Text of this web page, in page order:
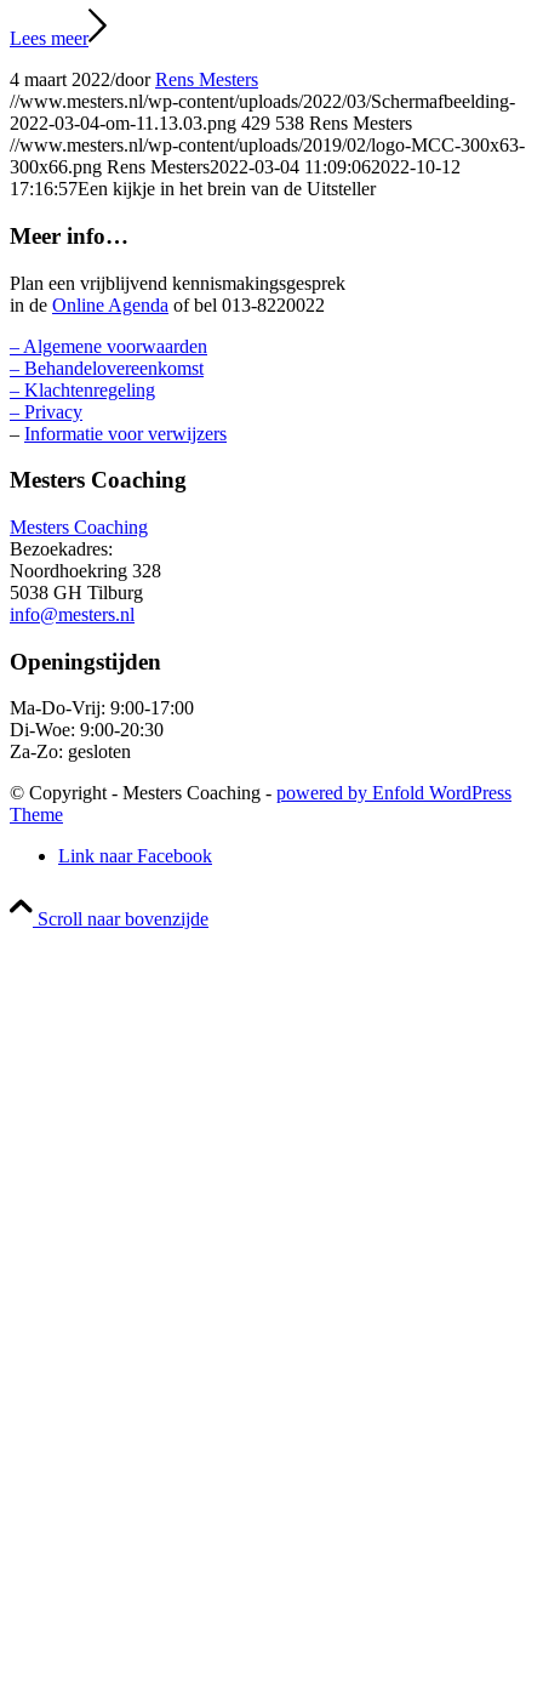
Lees meer
4 maart 2022/doorRens Mesters
//www.mesters.nl/wp-content/uploads/2022/03/Schermafbeelding-
2022-03-04-om-11.13.03.png 429 538 Rens Mesters
//www.mesters.nl/wp-content/uploads/2019/02/logo-MCC-300x63-
300x66.png Rens Mesters2022-03-04 11:09:062022-10-12
17:16:57Een kijkje in het brein van de Uitsteller
Meer info…
Plan een vrijblijvend kennismakingsgesprek
in de Online Agenda of bel 013-8220022
– Algemene voorwaarden
– Behandelovereenkomst
– Klachtenregeling
– Privacy
– Informatie voor verwijzers
Mesters Coaching
Mesters Coaching
Bezoekadres:
Noordhoekring 328
5038 GH Tilburg
info@mesters.nl
Openingstijden
Ma-Do-Vrij: 9:00-17:00
Di-Woe: 9:00-20:30
Za-Zo: gesloten
© Copyright - Mesters Coaching - powered by Enfold WordPress
Theme
Link naar Facebook
Scroll naar bovenzijde